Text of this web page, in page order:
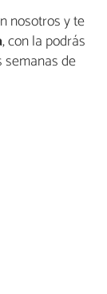
nosotros y te
, con la podrás
de